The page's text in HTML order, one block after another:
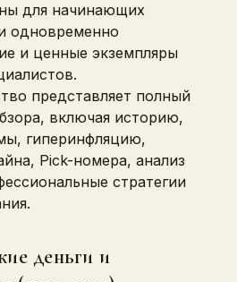
для начинающих
одновременно
и ценные экземпляры
представляет полный
включая историю,
гиперинфляцию,
Pick-номера, анализ
стратегии
деньги и